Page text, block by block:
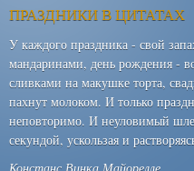
ПРАЗДНИКИ В ЦИТАТАХ
У каждого праздника - свой
мандаринами, день рождения -
сливками на макушке торта,
пахнут молоком. И только
неповторимо. И неуловимый
секундой, ускользая и
Констанс Винка Майорелле